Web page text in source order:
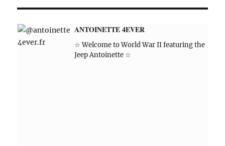
ANTOINETTE 4EVER
☆ Welcome to World War II featuring the
Jeep Antoinette ☆